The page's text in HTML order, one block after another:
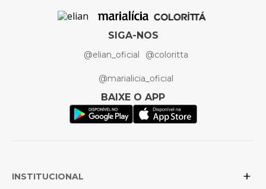
SIGA-NOS
@elian_oficial @coloritta
@marialicia_oficial
BAIXE O APP
INSTITUCIONAL +